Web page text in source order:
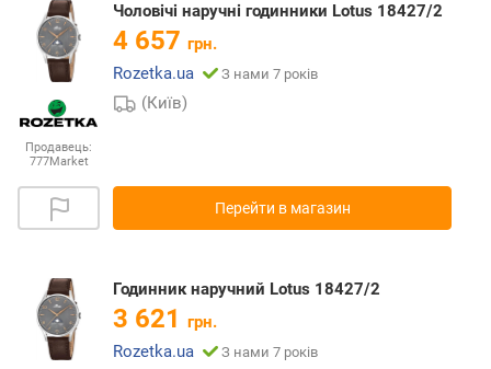
Продавець:
777Market
Чоловічі наручні годинники Lotus 18427/2
4 657 грн.
Rozetka.ua
З нами 7 років
(Київ)
Перейти в магазин
Годинник наручний Lotus 18427/2
3 621 грн.
Rozetka.ua
З нами 7 років